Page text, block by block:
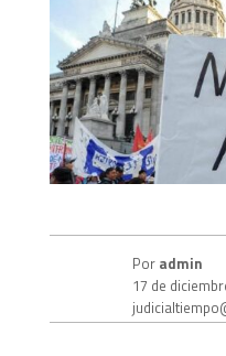
Poradmin
17 de